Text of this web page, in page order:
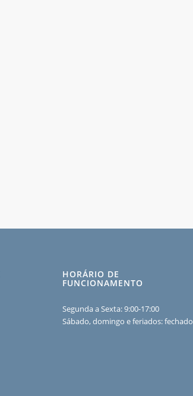
HORÁRIO DE
FUNCIONAMENTO
Segunda a Sexta: 9:00-17:00
Sábado, domingo e feriados: fechado